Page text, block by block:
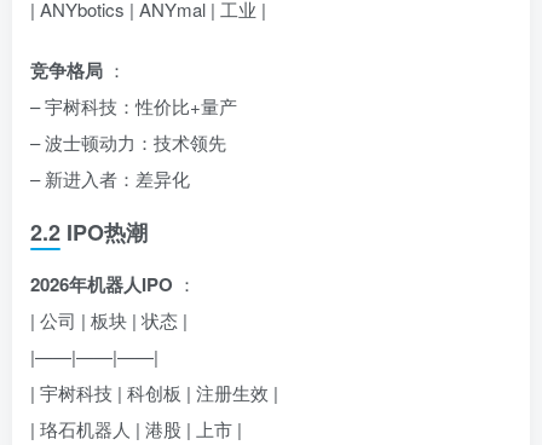
| ANYbotics | ANYmal | 工业 |
竞争格局 ：
– 宇树科技：性价比+量产
– 波士顿动力：技术领先
– 新进入者：差异化
2.2 IPO热潮
2026年机器人IPO ：
| 公司 | 板块 | 状态 |
|——|——|——|
| 宇树科技 | 科创板 | 注册生效 |
| 珞石机器人 | 港股 | 上市 |